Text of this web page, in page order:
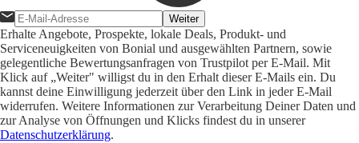
Weiter
Erhalte Angebote, Prospekte, lokale Deals, Produkt- und
Serviceneuigkeiten von Bonial und ausgewählten Partnern, sowie
gelegentliche Bewertungsanfragen von Trustpilot per E-Mail. Mit
Klick auf „Weiter" willigst du in den Erhalt dieser E-Mails ein. Du
kannst deine Einwilligung jederzeit über den Link in jeder E-Mail
widerrufen. Weitere Informationen zur Verarbeitung Deiner Daten und
zur Analyse von Öffnungen und Klicks findest du in unserer
Datenschutzerklärung.